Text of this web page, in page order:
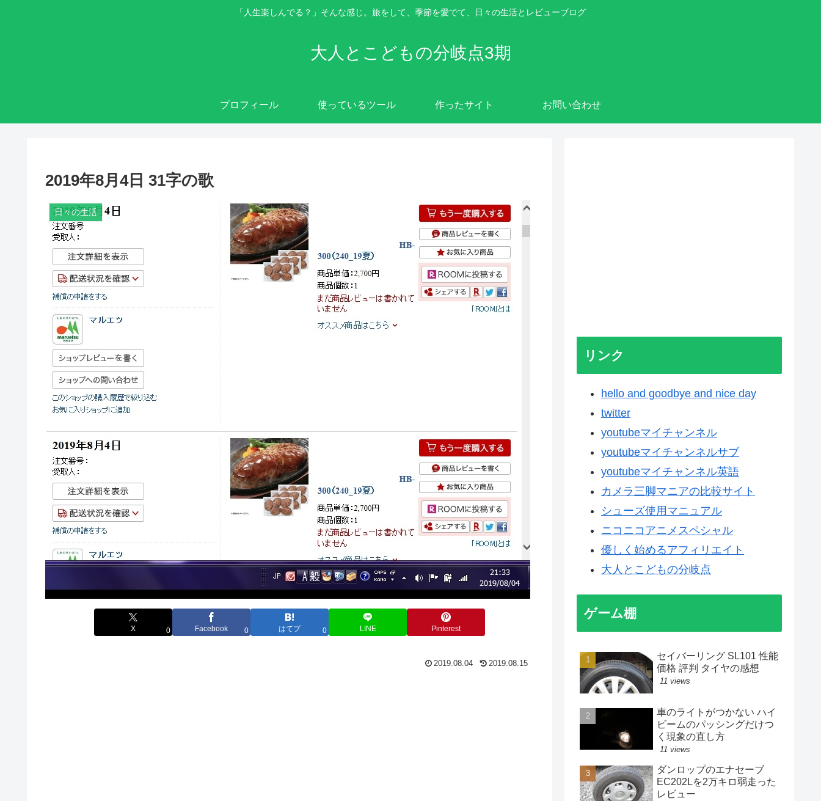
「人生楽しんでる？」そんな感じ。旅をして、季節を愛でて、日々の生活とレビューブログ
大人とこどもの分岐点3期
プロフィール 使っているツール 作ったサイト お問い合わせ
2019年8月4日 31字の歌
日々の生活
X 0 Facebook 0 はてブ 0 LINE Pinterest
2019.08.04 2019.08.15
リンク
hello and goodbye and nice day
twitter
youtubeマイチャンネル
youtubeマイチャンネルサブ
youtubeマイチャンネル英語
カメラ三脚マニアの比較サイト
シューズ使用マニュアル
ニコニコアニメスペシャル
優しく始めるアフィリエイト
大人とこどもの分岐点
ゲーム棚
セイバーリング SL101 性能
価格 評判 タイヤの感想
11 views
車のライトがつかない ハイ
ビームのパッシングだけつ
く現象の直し方
11 views
ダンロップのエナセーブ
EC202Lを2万キロ弱走った
レビュー